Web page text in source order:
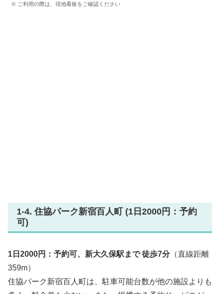
※ ご利用の際は、現地看板をご確認ください
1-4. 住協パーク新宿百人町 (1日2000円：予約
可)
1日2000円：予約可、新大久保駅まで 徒歩7分（直線距離
359m）
住協パーク新宿百人町は、駐車可能台数が他の施設よりも